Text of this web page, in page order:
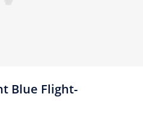
Blue Flight-